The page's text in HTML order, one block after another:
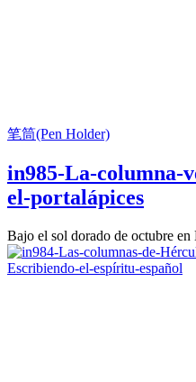
笔筒(Pen Holder)
in985-La-columna-
el-portalápices
Bajo el sol dorado de octubre en